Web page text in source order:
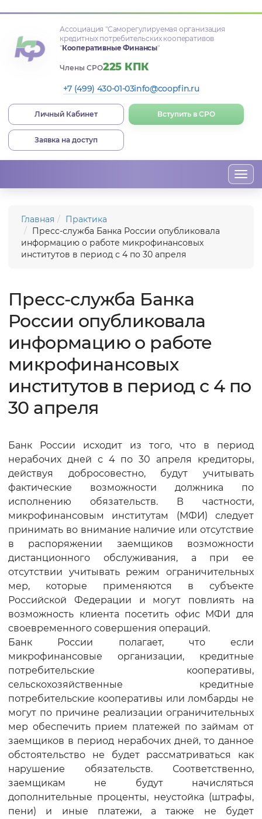
Ассоциация "Саморегулируемая организация
кредитных потребительских кооперативов
"Кооперативные Финансы"
Члены СРО225 КПК
+7 (499) 430-01-03info@coopfin.ru
Личный Кабинет Вступить в СРО
Заявка на доступ
Главная
Практика
Пресс-служба Банка России опубликовала
информацию о работе микрофинансовых
институтов в период с 4 по 30 апреля
Пресс-служба Банка
России опубликовала
информацию о работе
микрофинансовых
институтов в период с 4 по
30 апреля
Банк России исходит из того, что в период
нерабочих дней с 4 по 30 апреля кредиторы,
действуя добросовестно, будут учитывать
фактические возможности должника по
исполнению обязательств. В частности,
микрофинансовым институтам (МФИ) следует
принимать во внимание наличие или отсутствие
в распоряжении заемщиков возможности
дистанционного обслуживания, а при ее
отсутствии учитывать режим ограничительных
мер, которые применяются в субъекте
Российской Федерации и могут повлиять на
возможность клиента посетить офис МФИ для
своевременного совершения операций.
Банк России полагает, что если
микрофинансовые организации, кредитные
потребительские кооперативы,
сельскохозяйственные кредитные
потребительские кооперативы или ломбарды не
могут по причине реализации ограничительных
мер обеспечить прием платежей по займам от
заемщиков в период нерабочих дней, то данное
обстоятельство не будет рассматриваться как
нарушение обязательств. Соответственно,
заемщикам не будут начисляться
дополнительные проценты, неустойка (штрафы,
пени) и иные платежи, а также не будет